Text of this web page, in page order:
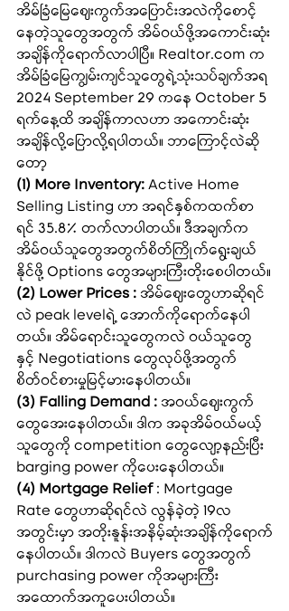
အိမ်ခြံမြေဈေးကွက်အပြောင်းအလဲကိုစောင့်
နေတဲ့သူတွေအတွက် အိမ်ဝယ်ဖို့အကောင်းဆုံး
အချိန်ကိုရောက်လာပါပြီ။ Realtor.com က
အိမ်ခြံမြေကျွမ်းကျင်သူတွေရဲ့သုံးသပ်ချက်အရ
2024 September 29 ကနေ October 5
ရက်နေ့ထိ အချိန်ကာလဟာ အကောင်းဆုံး
အချိန်လို့ပြောလို့ရပါတယ်။ ဘာကြောင့်လဲဆို
တော့
(1) More Inventory: Active Home
Selling Listing ဟာ အရင်နှစ်ကထက်စာ
ရင် 35.8% တက်လာပါတယ်။ ဒီအချက်က
အိမ်ဝယ်‌သူတွေအတွက်စိတ်ကြိုက်ရွေးချယ်
နိုင်ဖို့ Options တွေအများကြီးတိုးစေပါတယ်။
(2) Lower Prices : အိမ်ဈေးတွေဟာဆိုရင်
လဲ peak levelရဲ့ အောက်ကိုရောက်နေပါ
တယ်။ အိမ်ရောင်းသူတွေကလဲ ဝယ်သူတွေ
နှင့် Negotiations တွေလုပ်ဖို့အတွက်
စိတ်ဝင်စားမှုမြင့်မားနေပါတယ်။
(3) Falling Demand : အဝယ်ဈေးကွက်
တွေအေးနေပါတယ်။ ဒါက အခုအိမ်ဝယ်မယ့်
သူတွေကို competition တွေလျော့နည်းပြီး
barging power ကိုပေးနေပါတယ်။
(4) Mortgage Relief : Mortgage
Rate တွေဟာဆိုရင်လဲ လွန်ခဲ့တဲ့ 19လ
အတွင်းမှာ အတိုးနူန်းအနိမ့်ဆုံးအချိန်ကိုရောက်
နေပါတယ်။ ဒါကလဲ Buyers တွေအတွက်
purchasing power ကိုအများကြီး
အထောက်အကူပေးပါတယ်။